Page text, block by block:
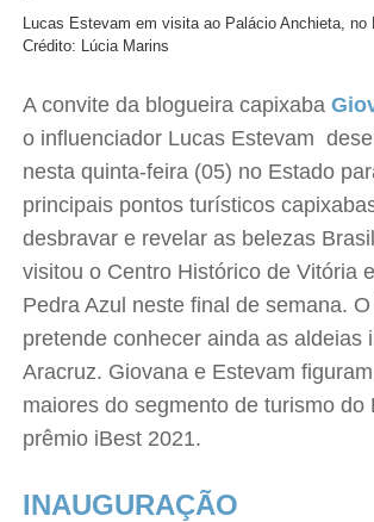
Lucas Estevam em visita ao Palácio Anchieta, no
Crédito: Lúcia Marins
A convite da blogueira capixaba
o influenciador Lucas Estevam
nesta quinta-feira (05) no Estado
principais pontos turísticos
desbravar e revelar as belezas
visitou o Centro Histórico de Vitória
Pedra Azul neste final de semana.
pretende conhecer ainda as aldeias
Aracruz. Giovana e Estevam
maiores do segmento de turismo do
prêmio iBest 2021.
INAUGURAÇÃO